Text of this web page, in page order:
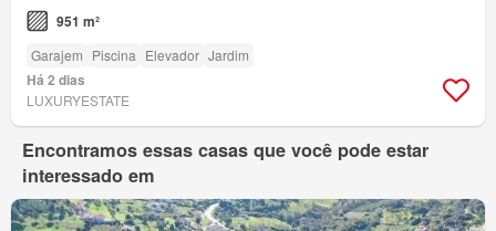
951 m²
Garajem Piscina Elevador Jardim
Há 2 dias
LUXURYESTATE
Encontramos essas casas que você pode estar
interessado em